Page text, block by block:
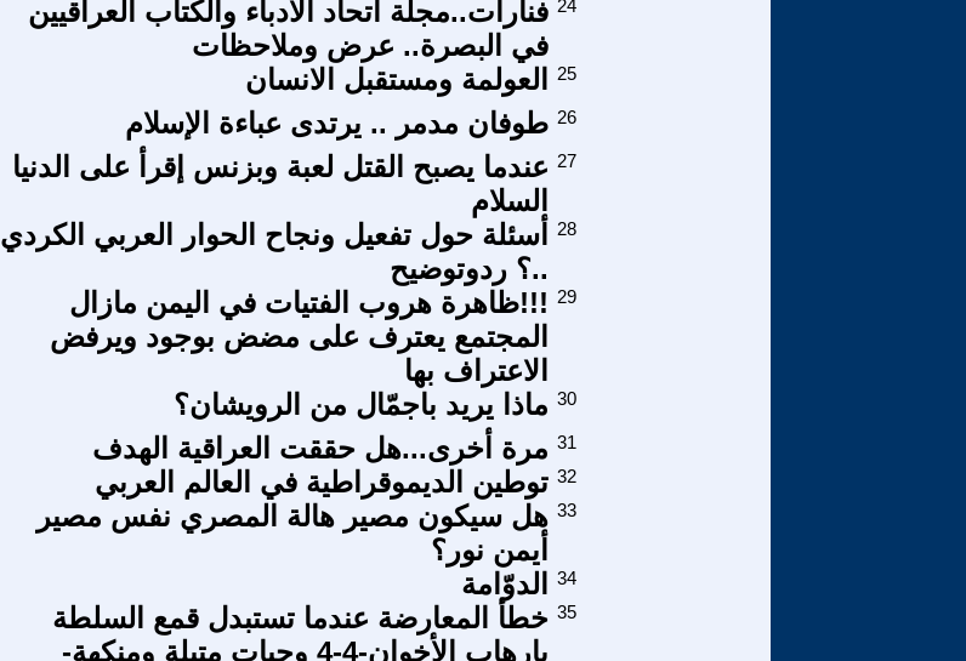
فنارات..مجلة اتحاد الادباء والكتاب العراقيين
في البصرة.. عرض وملاحظات
24
العولمة ومستقبل الانسان 25
طوفان مدمر .. يرتدى عباءة الإسلام 26
عندما يصبح القتل لعبة وبزنس إقرأ على الدنيا
السلام
27
أسئلة حول تفعيل ونجاح الحوار العربي الكردي
..؟ ردوتوضيح
28
!!!ظاهرة هروب الفتيات في اليمن مازال
المجتمع يعترف على مضض بوجود ويرفض
الاعتراف بها
29
ماذا يريد باجمّال من الرويشان؟ 30
مرة أخرى...هل حققت العراقية الهدف 31
توطين الديموقراطية في العالم العربي 32
هل سيكون مصير هالة المصري نفس مصير
أيمن نور؟
33
الدوّامة
34
خطأ المعارضة عندما تستبدل قمع السلطة
بارهاب الأخوان-4-4 وجبات متبلة ومنكهة-
35